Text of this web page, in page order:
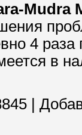
Mudra
4 раза
в